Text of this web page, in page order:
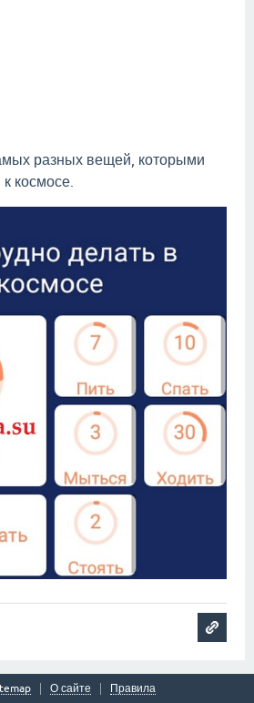
разных вещей, которыми
космосе.
О сайте
Правила